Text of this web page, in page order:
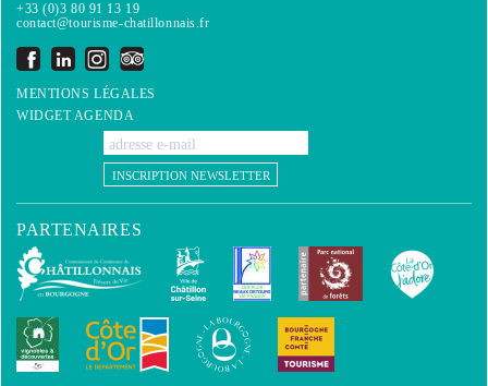
+33 (0)3 80 91 13 19
contact@tourisme-chatillonnais.fr
MENTIONS LÉGALES
WIDGET AGENDA
INSCRIPTION NEWSLETTER
PARTENAIRES